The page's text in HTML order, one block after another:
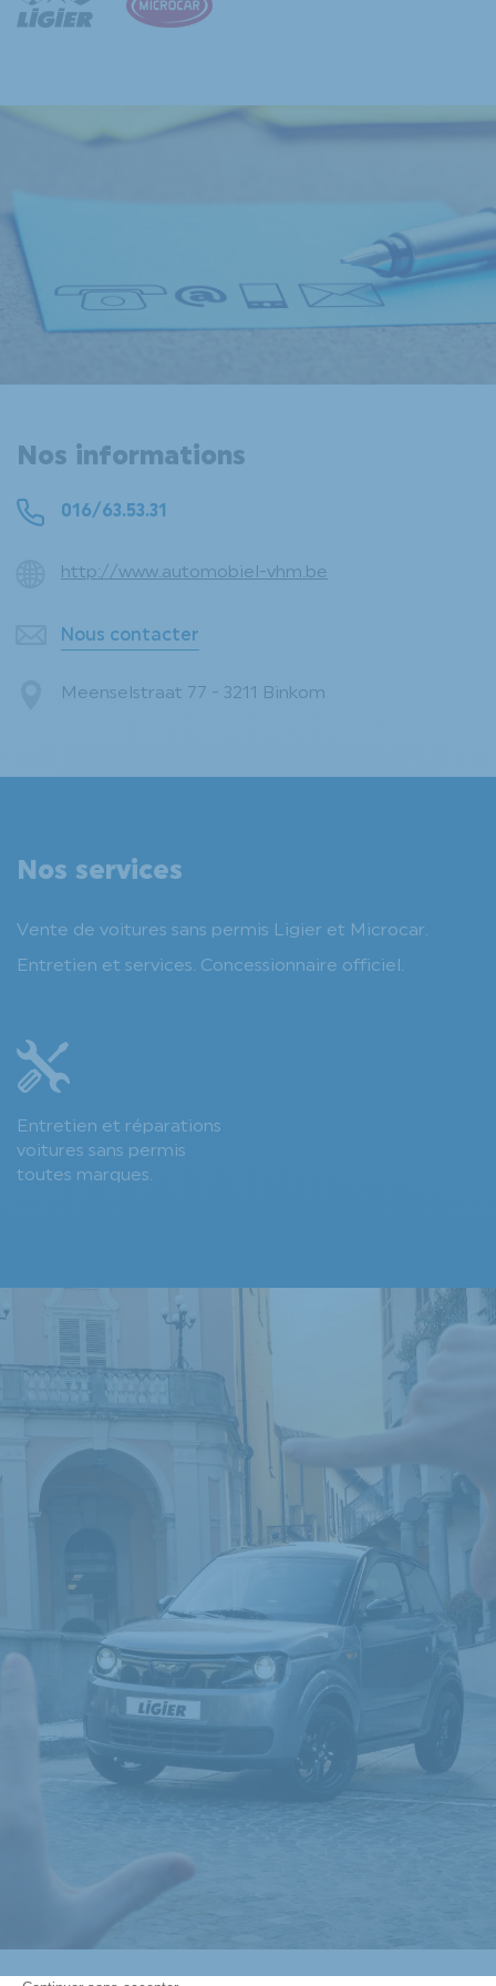
Nos informations
016/63.53.31
http://www.automobiel-vhm.be
Nous contacter
Meenselstraat 77 - 3211 Binkom
Nos services
Vente de voitures sans permis Ligier et Microcar.
Entretien et services. Concessionnaire officiel.
Entretien et réparations
voitures sans permis
toutes marques.